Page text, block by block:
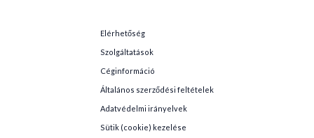
Elérhetőség
Szolgáltatások
Céginformáció
Általános szerződési feltételek
Adatvédelmi irányelvek
Sütik (cookie) kezelése